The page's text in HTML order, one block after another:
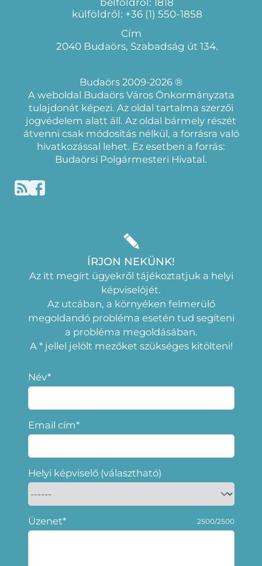
belföldről: 1818
külföldről: +36 (1) 550-1858
Cím
2040 Budaörs, Szabadság út 134.
Budaörs 2009-2026 ®
A weboldal Budaörs Város Önkormányzata
tulajdonát képezi. Az oldal tartalma szerzői
jogvédelem alatt áll. Az oldal bármely részét
átvenni csak módosítás nélkül, a forrásra való
hivatkozással lehet. Ez esetben a forrás:
Budaörsi Polgármesteri Hivatal.
ÍRJON NEKÜNK!
Az itt megírt ügyekről tájékoztatjuk a helyi
képviselójét.
Az utcában, a környéken felmerülő
megoldandó probléma esetén tud segíteni
a probléma megoldásában.
A * jellel jelölt mezőket szükséges kitölteni!
Név*
Email cím*
Helyi képviselő (választható)
Üzenet* 2500/2500